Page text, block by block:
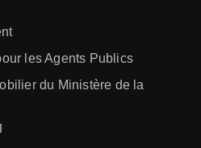
les Agents Publics
du Ministère de la